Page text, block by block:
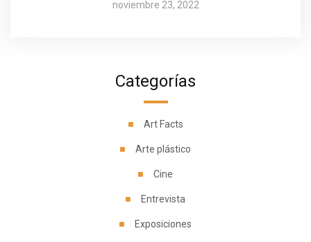
Categorías
Art Facts
Arte plástico
Cine
Entrevista
Exposiciones
noviembre 23, 2022